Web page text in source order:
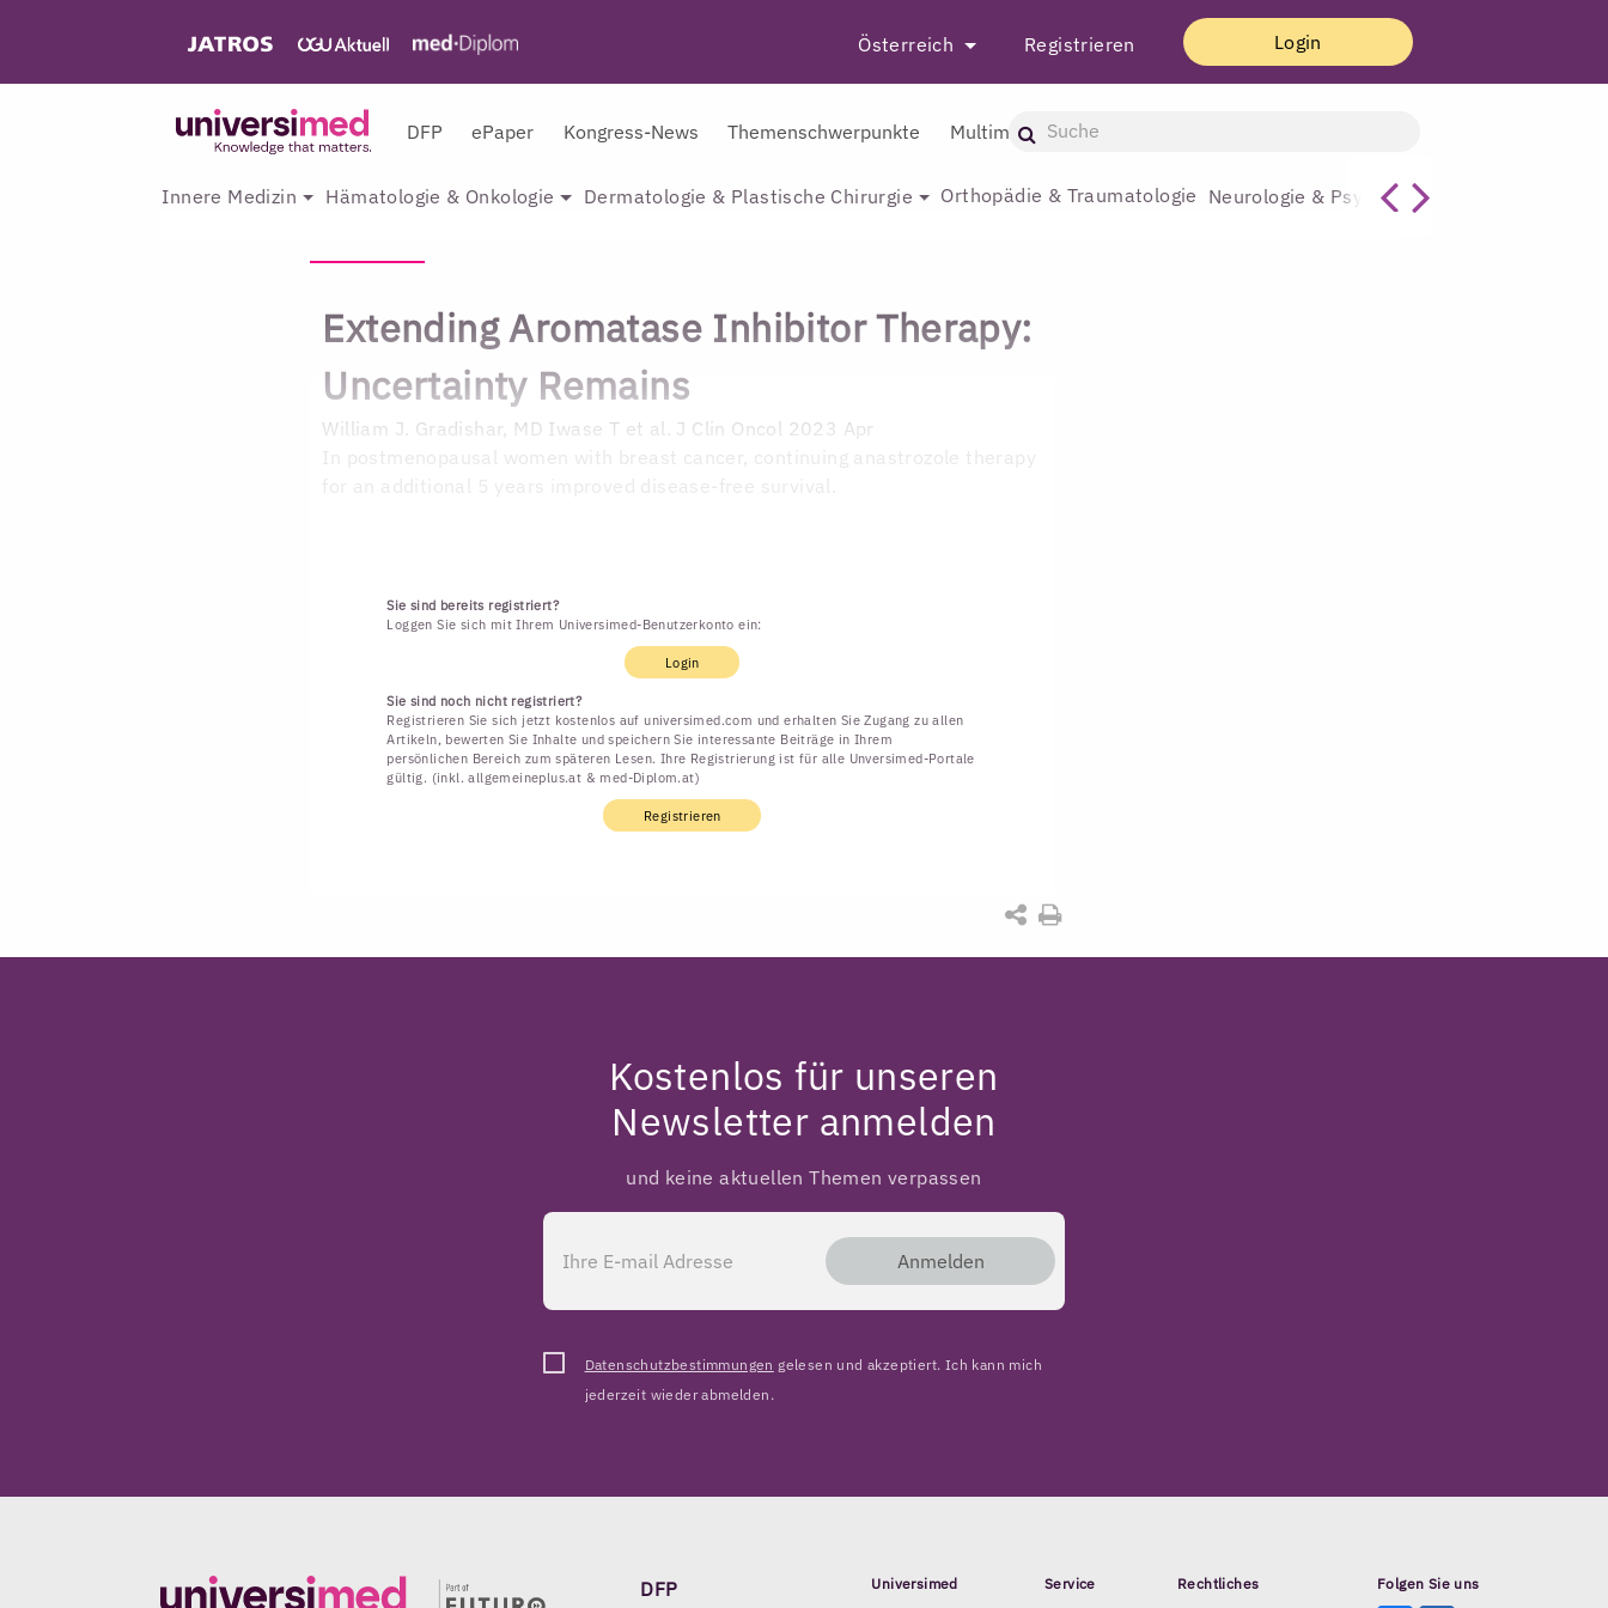
Österreich Registrieren Login
DFP ePaper Kongress-News Themenschwerpunkte Multimedia
Innere Medizin Hämatologie & Onkologie Dermatologie & Plastische Chirurgie Orthopädie & Traumatologie Neurologie & Psychiatrie
Extending Aromatase Inhibitor Therapy:
Uncertainty Remains
William J. Gradishar, MD Iwase T et al. J Clin Oncol 2023 Apr
In postmenopausal women with breast cancer, continuing anastrozole therapy
Sie sind bereits registriert?
Loggen Sie sich mit Ihrem Universimed-Benutzerkonto ein:
Login
Sie sind noch nicht registriert?
Registrieren Sie sich jetzt kostenlos auf universimed.com und erhalten Sie Zugang zu allen
Artikeln, bewerten Sie Inhalte und speichern Sie interessante Beiträge in Ihrem
persönlichen Bereich zum späteren Lesen. Ihre Registrierung ist für alle Unversimed-Portale
gültig. (inkl. allgemeineplus.at & med-Diplom.at)
Registrieren
Kostenlos für unseren
Newsletter anmelden
und keine aktuellen Themen verpassen
Anmelden
Datenschutzbestimmungen gelesen und akzeptiert. Ich kann mich
jederzeit wieder abmelden.
DFP Universimed Service Rechtliches Folgen Sie uns